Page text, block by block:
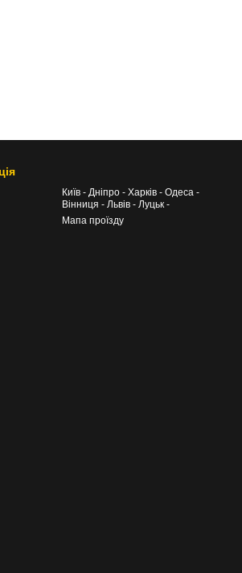
Київ - Дніпро - Харків - Одеса -
Вінниця - Львів - Луцьк -
Мапа проїзду